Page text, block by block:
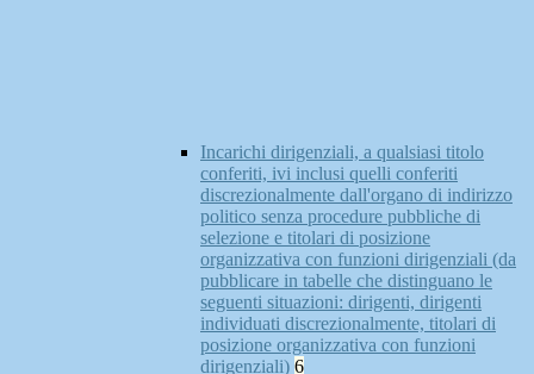
Incarichi dirigenziali, a qualsiasi titolo
conferiti, ivi inclusi quelli conferiti
discrezionalmente dall'organo di indirizzo
politico senza procedure pubbliche di
selezione e titolari di posizione
organizzativa con funzioni dirigenziali (da
pubblicare in tabelle che distinguano le
seguenti situazioni: dirigenti, dirigenti
individuati discrezionalmente, titolari di
posizione organizzativa con funzioni
dirigenziali) 6